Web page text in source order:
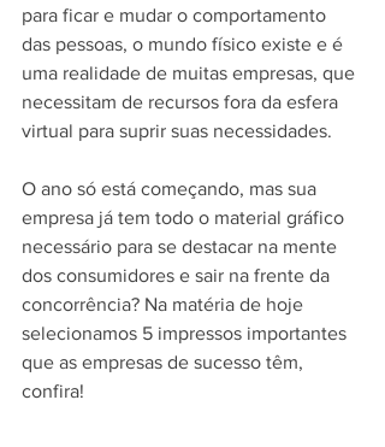
para ficar e mudar o comportamento
das pessoas, o mundo físico existe e é
uma realidade de muitas empresas, que
necessitam de recursos fora da esfera
virtual para suprir suas necessidades.
O ano só está começando, mas sua
empresa já tem todo o material gráfico
necessário para se destacar na mente
dos consumidores e sair na frente da
concorrência? Na matéria de hoje
selecionamos 5 impressos importantes
que as empresas de sucesso têm,
confira!